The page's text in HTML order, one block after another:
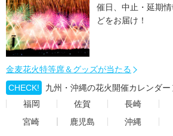
催日、中止・延期
どをお届け！
金麦花火特等席＆グッズが当たる
CHECK!
九州・沖縄の花火開催カレンダー
福岡
佐賀 長崎
宮崎
鹿児島 沖縄